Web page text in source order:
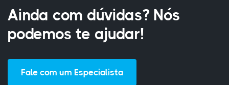
Ainda com dúvidas? Nós
podemos te ajudar!
Fale com um Especialista